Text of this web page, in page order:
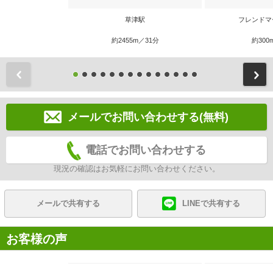
草津駅
約2455m／31分
フレンド
約
メールでお問い合わせする(無料)
電話でお問い合わせする
現況の確認はお気軽にお問い合わせください。
メールで共有する LINEで共有する
お客様の声